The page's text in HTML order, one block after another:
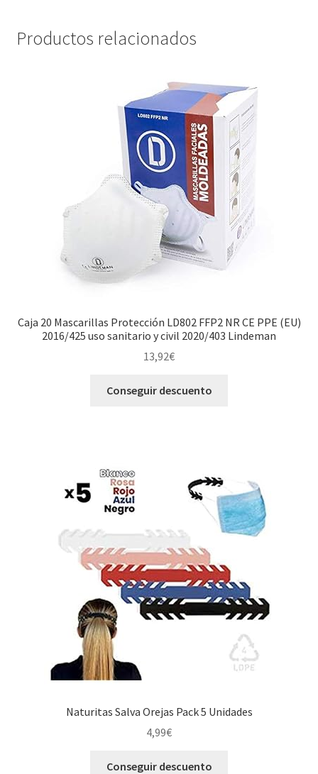
Productos relacionados
Caja 20 Mascarillas Protección LD802 FFP2 NR CE PPE (EU)
2016/425 uso sanitario y civil 2020/403 Lindeman
13,92€
Conseguir descuento
Naturitas Salva Orejas Pack 5 Unidades
4,99€
Conseguir descuento